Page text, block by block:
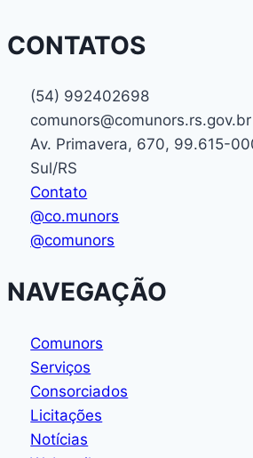
CONTATOS
(54) 992402698
comunors@comunors.rs.gov.br
Av. Primavera, 670, 99.615-
Sul/RS
Contato
@co.munors
@comunors
NAVEGAÇÃO
Comunors
Serviços
Consorciados
Licitações
Notícias